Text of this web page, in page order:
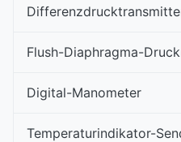
Flush-Diaphragma-
Digital-Manometer
Temperaturindikator-